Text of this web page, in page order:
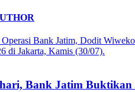
Bank Jatim